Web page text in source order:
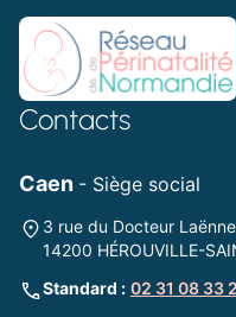
Contacts
Caen - Siège social
3 rue du Docteur
14200 HÉROUVILLE-
Standard : 02 31 08 33